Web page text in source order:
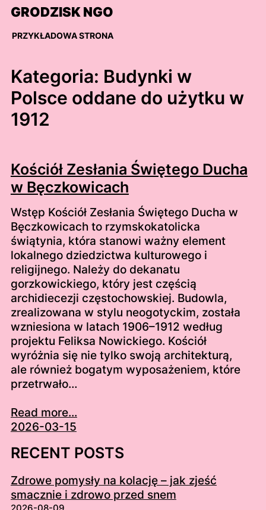
Skip
content
GRODZISK NGO
PRZYKŁADOWA STRONA
Kategoria: Budynki w
Polsce oddane do użytku w
1912
Kościół Zesłania Świętego Ducha
w Bęczkowicach
Wstęp Kościół Zesłania Świętego Ducha w
Bęczkowicach to rzymskokatolicka
świątynia, która stanowi ważny element
lokalnego dziedzictwa kulturowego i
religijnego. Należy do dekanatu
gorzkowickiego, który jest częścią
archidiecezji częstochowskiej. Budowla,
zrealizowana w stylu neogotyckim, została
wzniesiona w latach 1906–1912 według
projektu Feliksa Nowickiego. Kościół
wyróżnia się nie tylko swoją architekturą,
ale również bogatym wyposażeniem, które
przetrwało…
Read more...
2026-03-15
RECENT POSTS
Zdrowe pomysły na kolację – jak zjeść
smacznie i zdrowo przed snem